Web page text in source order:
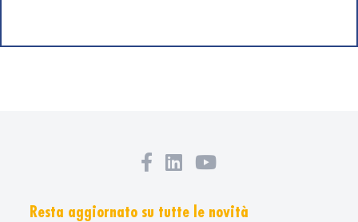
Resta aggiornato su tutte le novità